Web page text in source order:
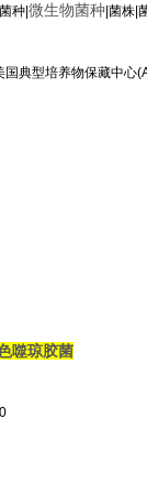
种|微生物菌种 |菌株|
典型培养物保藏中心
噬琼胶菌